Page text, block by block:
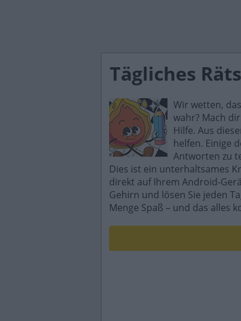
Tägliches
Wir wetten,
wahr? Mach
Hilfe. Aus
helfen. Einige
Antworten zu
Dies ist ein unterhaltsames
direkt auf Ihrem Android-
Gehirn und lösen Sie jeden
Menge Spaß – und das alles